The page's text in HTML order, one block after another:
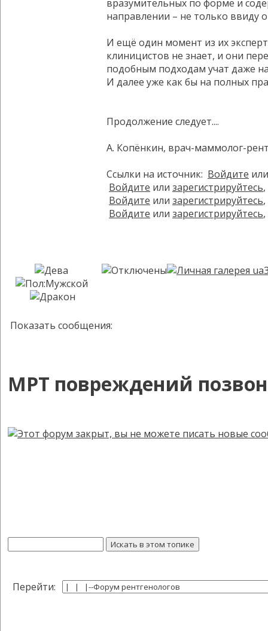
вразумительных по форме и
направлении – не только ввиду
И ещё один момент из их
клиницистов не знает, и они
подобным подходам учат даже
И далее уже как бы на полных
Продолжение следует....
А. Копёнкин, врач-маммолог-
Ссылки на источник: Войдите
Войдите или зарегистрируйтесь
Войдите или зарегистрируйтесь
Войдите или зарегистрируйтесь
Показать сообщения:
МРТ повреждений
Перейти: